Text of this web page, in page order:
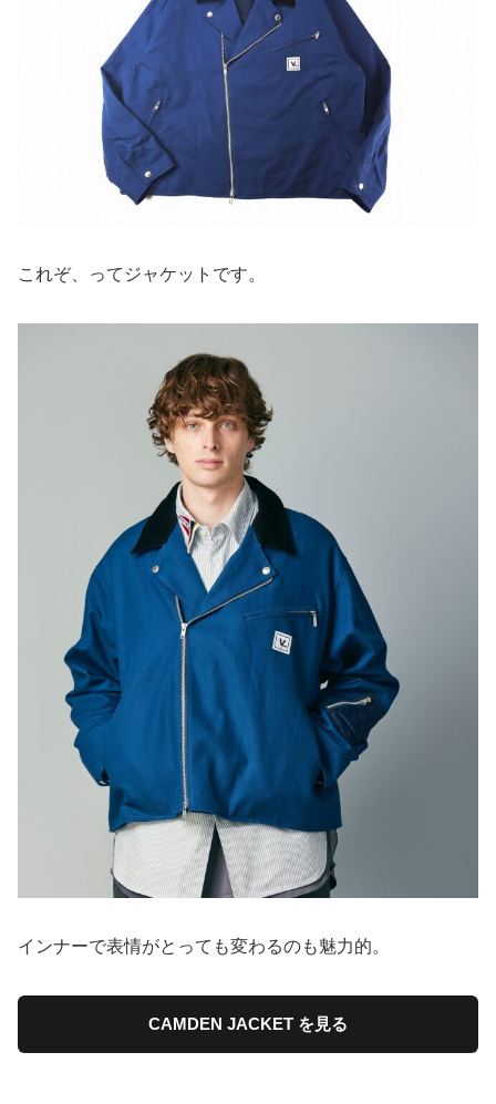
これぞ、ってジャケットです。
インナーで表情がとっても変わるのも魅力的。
CAMDEN JACKET を見る